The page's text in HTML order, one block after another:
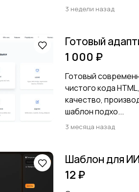
3 недели назад
Готовый
1 000 ₽
Готовый
чистого кода
качество,
шаблон подхо...
3 месяца назад
Шаблон для
12 ₽